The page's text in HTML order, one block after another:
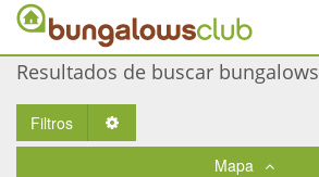
Resultados de buscar bungalows
Filtros
Mapa